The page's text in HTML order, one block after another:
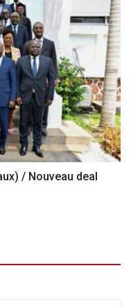
/ Nouveau deal